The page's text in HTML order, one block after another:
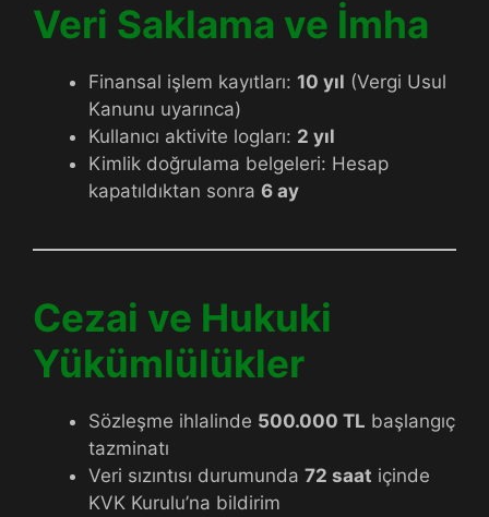
Veri Saklama ve İmha
Finansal işlem kayıtları: 10 yıl (Vergi Usul
Kanunu uyarınca)
Kullanıcı aktivite logları: 2 yıl
Kimlik doğrulama belgeleri: Hesap
kapatıldıktan sonra 6 ay
Cezai ve Hukuki
Yükümlülükler
Sözleşme ihlalinde 500.000 TL başlangıç
tazminatı
Veri sızıntısı durumunda 72 saat içinde
KVK Kurulu’na bildirim